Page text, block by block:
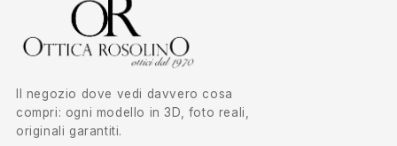
Il negozio dove vedi davvero cosa
compri: ogni modello in 3D, foto reali,
originali garantiti.